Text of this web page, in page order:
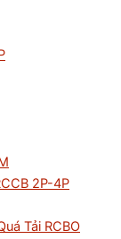
2P-4P
Tải RCBO